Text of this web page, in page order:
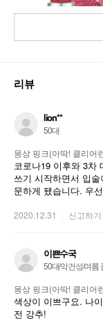
리뷰
lion**
50대
몽상 핑크(아딱! 클리어
코로나19 이후와 3차
쓰기 시작하면서 입
문하게 됐습니다. 우
2020.12.31 신고하기
이쁜수국
50대/악건성/여름
몽상 핑크(아딱! 클리어
색상이 이쁘구요. 나이에 상관없이
전 강추!